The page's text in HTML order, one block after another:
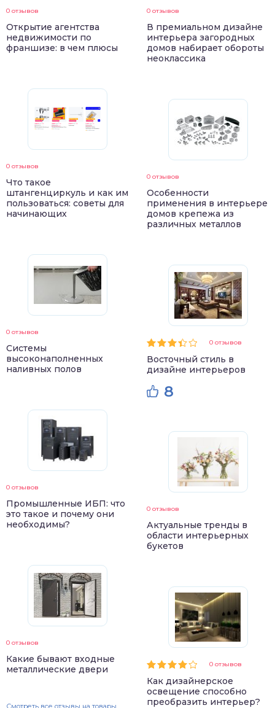
0 отзывов
Открытие агентства
недвижимости по
франшизе: в чем плюсы
0 отзывов
Что такое
штангенциркуль и как им
пользоваться: советы для
начинающих
0 отзывов
Системы
высоконаполненных
наливных полов
0 отзывов
Промышленные ИБП: что
это такое и почему они
необходимы?
0 отзывов
Какие бывают входные
металлические двери
Смотреть все отзывы на товары
0 отзывов
В премиальном дизайне
интерьера загородных
домов набирает обороты
неоклассика
0 отзывов
Особенности
применения в интерьере
домов крепежа из
различных металлов
0 отзывов
Восточный стиль в
дизайне интерьеров
8
0 отзывов
Актуальные тренды в
области интерьерных
букетов
0 отзывов
Как дизайнерское
освещение способно
преобразить интерьер?